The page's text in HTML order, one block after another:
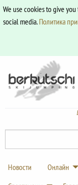
We use cookies to give
social media.Политика
Новости Онлайн